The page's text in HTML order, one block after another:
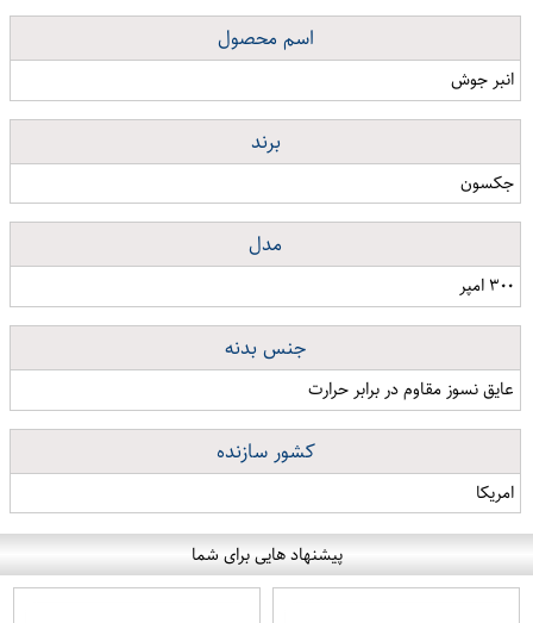
اسم محصول
انبر جوش
برند
جکسون
مدل
۳۰۰ امپر
جنس بدنه
عایق نسوز مقاوم در برابر حرارت
کشور سازنده
امریکا
پیشنهاد هایی برای شما